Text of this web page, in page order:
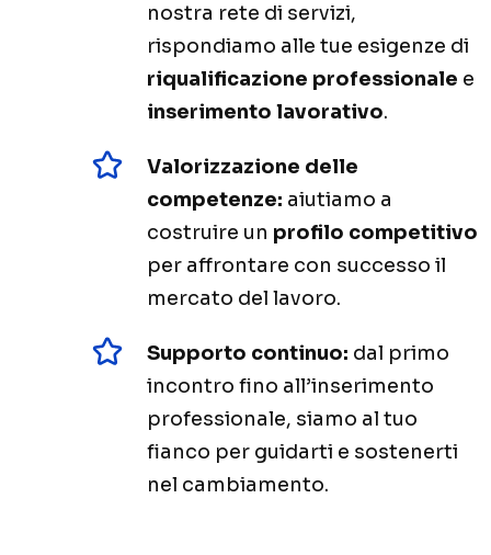
nostra rete di servizi,
rispondiamo alle tue esigenze di
riqualificazione professionale e
inserimento lavorativo.
Valorizzazione delle
competenze: aiutiamo a
costruire un profilo competitivo
per affrontare con successo il
mercato del lavoro.
Supporto continuo: dal primo
incontro fino all’inserimento
professionale, siamo al tuo
fianco per guidarti e sostenerti
nel cambiamento.